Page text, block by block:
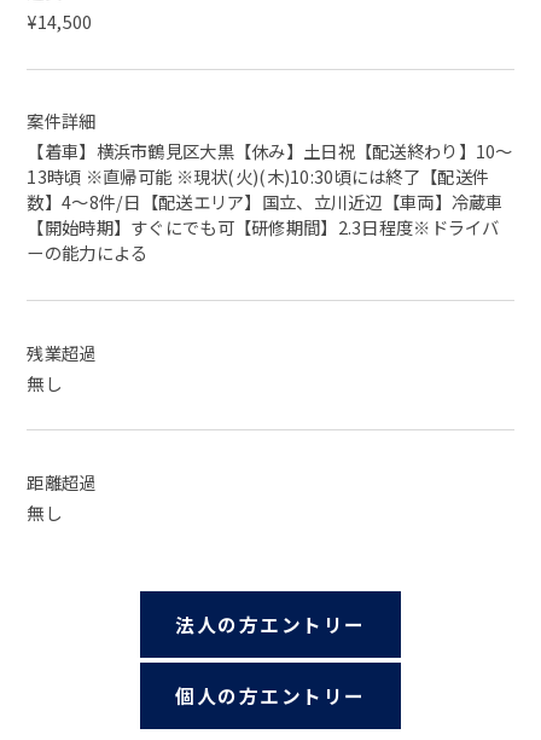
¥14,500
案件詳細
【着車】横浜市鶴見区大黒【休み】土日祝【配送終わり】10〜
13時頃 ※直帰可能 ※現状(火)(木)10:30頃には終了【配送件
数】4〜8件/日【配送エリア】国立、立川近辺【車両】冷蔵車
【開始時期】すぐにでも可【研修期間】2.3日程度※ドライバ
ーの能力による
残業超過
無し
距離超過
無し
法人の方エントリー
個人の方エントリー